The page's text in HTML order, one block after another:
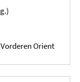
Orient